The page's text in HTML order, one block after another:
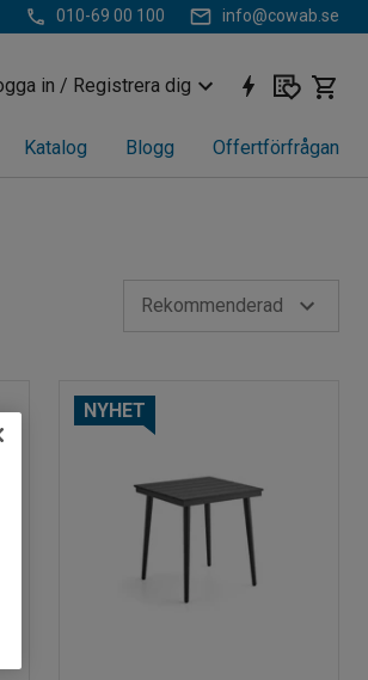
010-69 00 100 info@cowab.se
in / Registrera dig
Katalog Blogg Offertförfrågan
Rekommenderad
NYHET